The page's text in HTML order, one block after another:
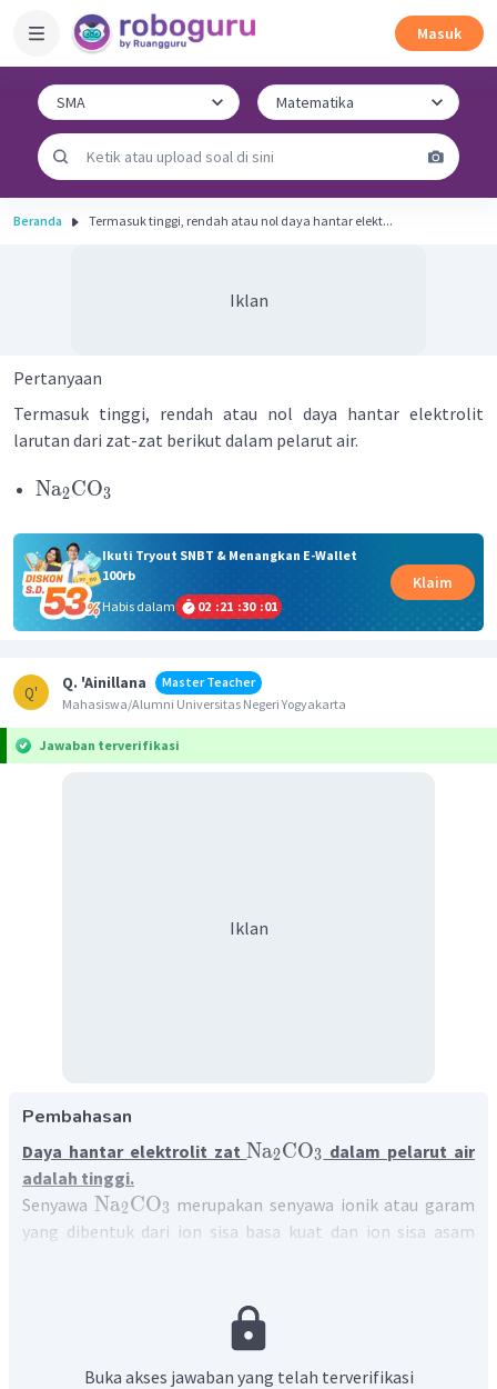
Masuk
Beranda Termasuk tinggi, rendah atau nol daya hantar elekt...
Iklan
Pertanyaan
Termasuk tinggi, rendah atau nol daya hantar elektrolit
larutan dari zat-zat berikut dalam pelarut air.
Na2CO3
Ikuti Tryout SNBT & Menangkan E-Wallet
100rb
Habis dalam
02 :21 :30 :01
Klaim
Q'
Q. 'Ainillana
Master Teacher
Mahasiswa/Alumni Universitas Negeri Yogyakarta
Jawaban terverifikasi
Iklan
Pembahasan
Daya hantar elektrolit zatNa2CO3 dalam pelarut air
adalah tinggi.
Senyawa Na2CO3 merupakan senyawa ionik atau garam
yang dibentuk dari ion sisa basa kuat dan ion sisa asam
. Dengan demikian, senyawa
jenis elektrolit kuat yang memiliki
Buka akses jawaban yang telah terverifikasi